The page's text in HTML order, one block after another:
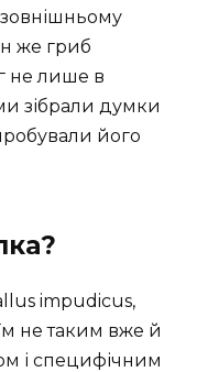
же гриб
не лише в
зібрали думки
його
impudicus,
не таким вже й
і специфічним